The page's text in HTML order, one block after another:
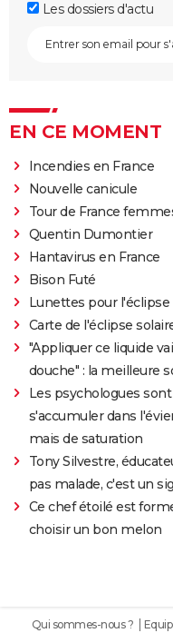
Les dossiers d'actu
EN CE MOMENT
Incendies en France
Nouvelle canicule
Tour de France
Quentin Dumontier
Hantavirus en France
Bison Futé
Lunettes pour l'éclipse
Carte de l'éclipse
"Appliquer ce liquide
douche" : la meilleure
Les psychologues sont
s'accumuler dans
mais de saturation
Tony Silvestre,
pas malade, c'est un
Ce chef étoilé est
choisir un bon melon
Qui sommes-nous ?